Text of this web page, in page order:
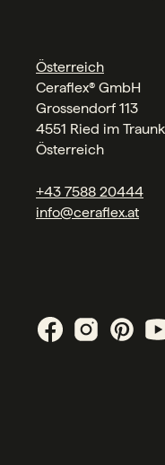
Österreich
Ceraflex® GmbH
Grossendorf 113
4551 Ried im
Österreich
+43 7588 20444
info@ceraflex.at